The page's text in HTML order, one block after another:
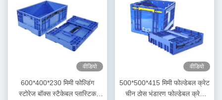
वीडियो
600*400*230 मिमी फोल्डिंग
स्टोरेज बॉक्स स्टैकेबल प्लास्टिक
वीडियो
500*500*415 मिमी फोल्डेबल क्रेट
चीन ठोस भंडारण फोल्डेबल क्रेट